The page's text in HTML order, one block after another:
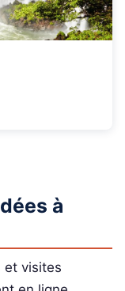
à
et visites